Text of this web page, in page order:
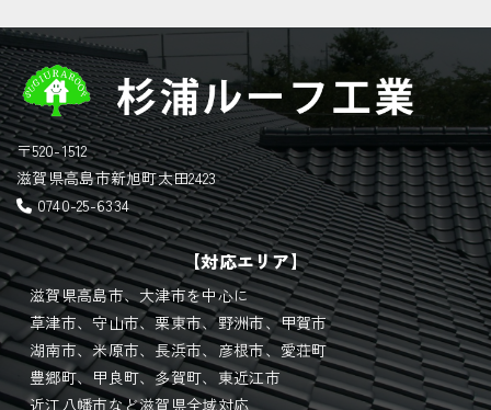
〒520-1512
滋賀県高島市新旭町太田2423
0740-25-6334
【対応エリア】
滋賀県高島市、大津市を中心に
草津市、守山市、栗東市、野洲市、甲賀市
湖南市、米原市、長浜市、彦根市、愛荘町
豊郷町、甲良町、多賀町、東近江市
近江八幡市など滋賀県全域対応